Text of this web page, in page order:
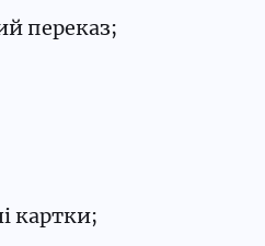
переказ;
картки;